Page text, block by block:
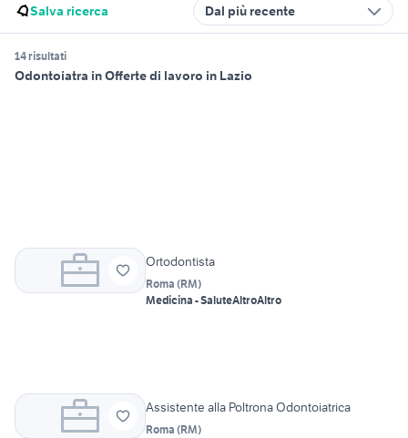
Salva ricerca Dal più recente
14 risultati
Odontoiatra in Offerte di lavoro in Lazio
Ortodontista
Roma (RM)
Medicina - SaluteAltroAltro
Assistente alla Poltrona Odontoiatrica
Roma (RM)